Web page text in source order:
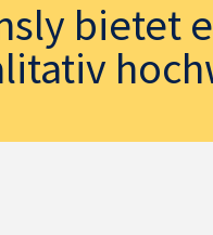
bietet